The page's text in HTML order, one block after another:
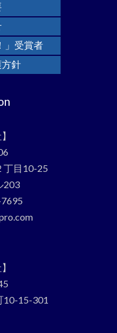
」受賞者
針
丁目10-25
203
10-15-301